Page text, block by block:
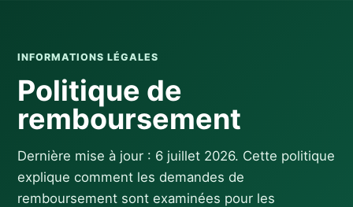
INFORMATIONS LÉGALES
Politique de
remboursement
Dernière mise à jour : 6 juillet 2026. Cette politique
explique comment les demandes de
remboursement sont examinées pour les